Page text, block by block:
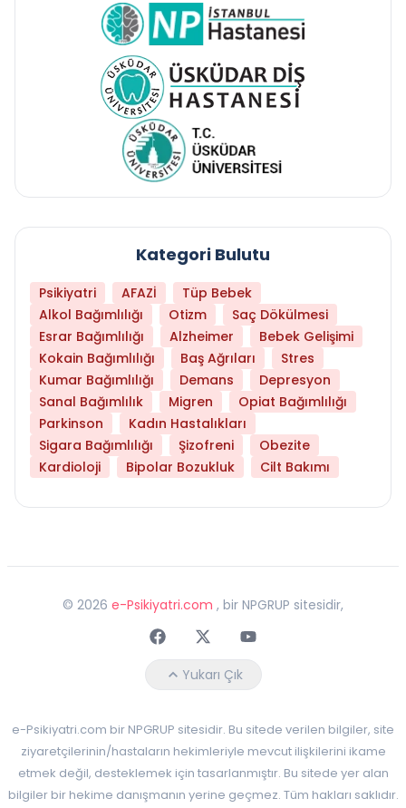
Kategori Bulutu
Psikiyatri AFAZİ
Tüp Bebek
Alkol Bağımlılığı
Otizm
Saç Dökülmesi
Esrar Bağımlılığı
Alzheimer
Bebek Gelişimi
Kokain Bağımlılığı
Baş Ağrıları
Stres
Kumar Bağımlılığı
Demans
Depresyon
Sanal Bağımlılık
Migren
Opiat Bağımlılığı
Parkinson
Kadın Hastalıkları
Sigara Bağımlılığı
Şizofreni
Obezite
Kardioloji
Bipolar Bozukluk Cilt Bakımı
© 2026 e-Psikiyatri.com , bir NPGRUP sitesidir,
FaceebokTwitterYoutube
Yukarı Çık
e-Psikiyatri.com bir NPGRUP sitesidir. Bu sitede verilen bilgiler, site
ziyaretçilerinin/hastaların hekimleriyle mevcut ilişkilerini ikame
etmek değil, desteklemek için tasarlanmıştır. Bu sitede yer alan
bilgiler bir hekime danışmanın yerine geçmez. Tüm hakları saklıdır.